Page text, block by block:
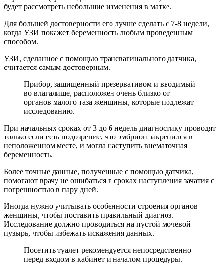
будет рассмотреть небольшие изменения в матке.
Для большей достоверности его лучше сделать с 7-8 недели,
когда УЗИ покажет беременность любым проведенным
способом.
УЗИ, сделанное с помощью трансвагинального датчика,
считается самым достоверным.
Прибор, защищенный презервативом и вводимый
во влагалище, расположен очень близко от
органов малого таза женщины, которые подлежат
исследованию.
При начальных сроках от 3 до 6 недель диагностику проводят
только если есть подозрение, что эмбрион закрепился в
неположенном месте, и могла наступить внематочная
беременность.
Более точные данные, полученные с помощью датчика,
помогают врачу не ошибаться в сроках наступления зачатия с
погрешностью в пару дней.
Иногда нужно учитывать особенности строения органов
женщины, чтобы поставить правильный диагноз.
Исследование должно проводиться на пустой мочевой
пузырь, чтобы избежать искажения данных.
Посетить туалет рекомендуется непосредственно
перед входом в кабинет и началом процедуры.